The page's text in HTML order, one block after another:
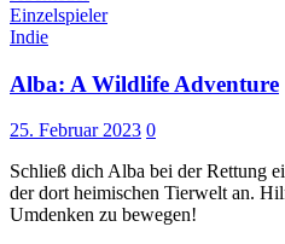
Einzelspieler
Indie
Alba: A Wildlife Adventure
25. Februar 2023 0
Schließ dich Alba bei der Rettung
der dort heimischen Tierwelt an.
Umdenken zu bewegen!